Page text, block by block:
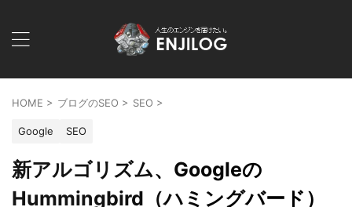
HOME > ブログのSEO > SEO >
Google SEO
新アルゴリズム、Googleの
Hummingbird（ハミングバード）